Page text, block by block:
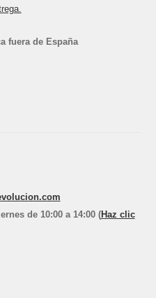
fuera de España
de 10:00 a 14:00 (Haz clic